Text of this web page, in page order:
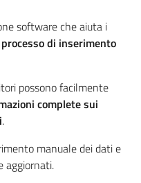
software che aiuta i
di inserimento
possono facilmente
complete sui
.
manuale dei dati e
aggiornati.